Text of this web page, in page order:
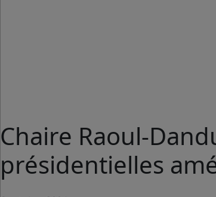
Chaire Raoul-
présidentielles